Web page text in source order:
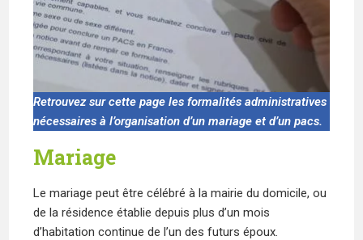
Retrouvez sur cette page les formalités administratives
nécessaires à l’organisation d’un mariage et d’un pacs.
Mariage
Le mariage peut être célébré à la mairie du domicile, ou
de la résidence établie depuis plus d’un mois
d’habitation continue de l’un des futurs époux.